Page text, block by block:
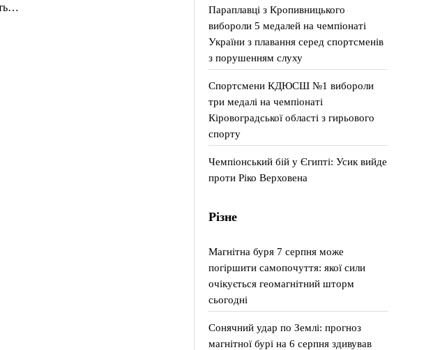
Параплавці з Кропивницького
вибороли 5 медалей на чемпіонаті
України з плавання серед спортсменів
з порушенням слуху
Спортсмени КДЮСШ №1 вибороли
три медалі на чемпіонаті
Кіровоградської області з гирьового
спорту
Чемпіонський бій у Єгипті: Усик вийде
проти Ріко Верховена
Різне
Магнітна буря 7 серпня може
погіршити самопочуття: якої сили
очікується геомагнітний шторм
сьогодні
Сонячний удар по Землі: прогноз
магнітної бурі на 6 серпня здивував